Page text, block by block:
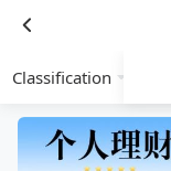
Classification